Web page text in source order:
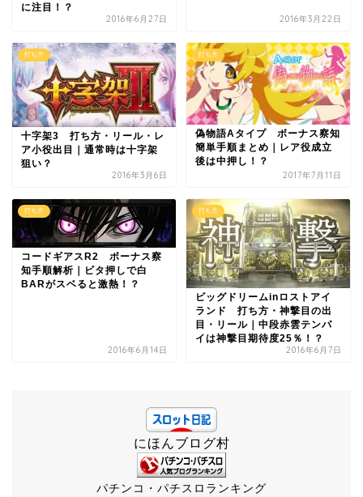
に注目！？
2016年6月27日 2016年3月22日
打ち方
十字架3 打ち方・リール・レ
ア小役出目｜通常時は十字架
狙い？
2016年3月6日
打ち方
偽物語Aタイプ ボーナス察知
簡単手順まとめ｜レア役成立
後は中押し！？
2017年7月11日
打ち方
コードギアスR2 ボーナス察
知手順解析｜ビタ押しで白
BARがスベると激熱！？
2016年6月14日
打ち方
ビッグドリームinロストアイ
ランド 打ち方・神撃目の出
目・リール｜中段赤雲テンパ
イは神撃目期待度25％！？
2016年6月7日
にほんブログ村
パチンコ・パチスロランキング